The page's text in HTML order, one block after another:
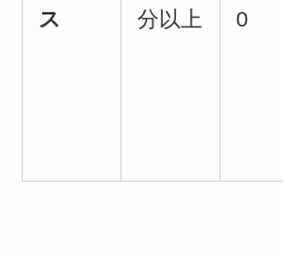
ス
分以上
0